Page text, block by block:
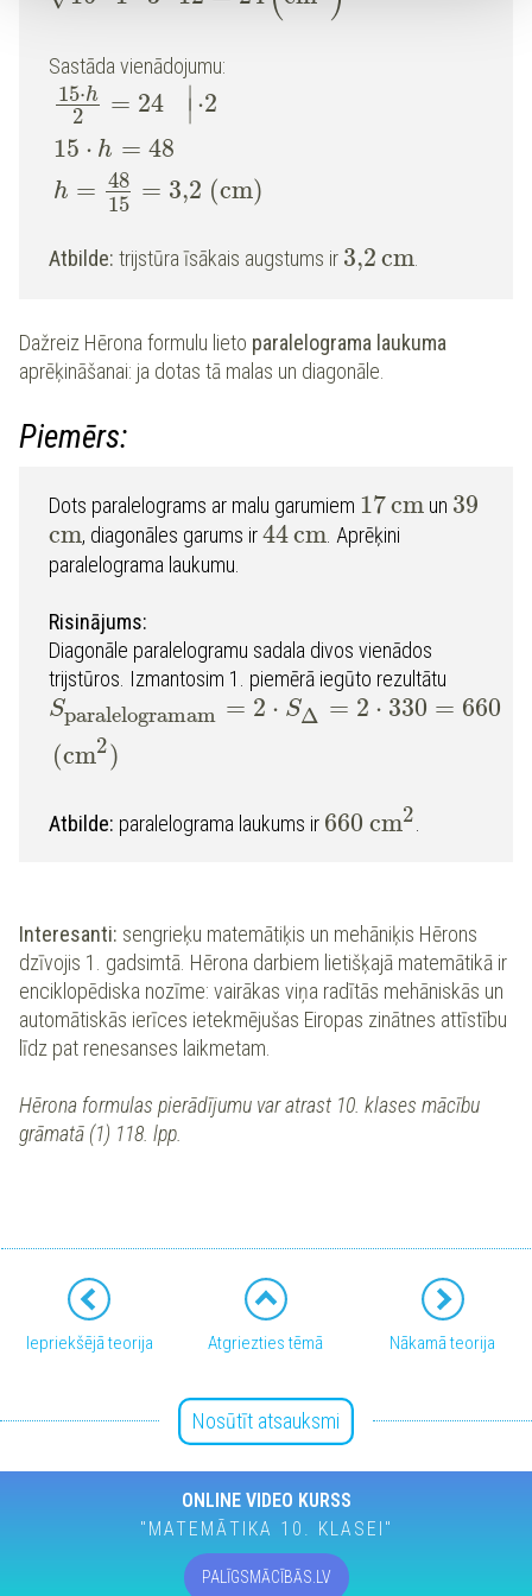
Sastāda vienādojumu:
15⋅h
2 = 24 ∣∣ ⋅2
15 ⋅ h = 48
h = 48
15 = 3,2 (cm)
Atbilde: trijstūra īsākais augstums ir 3,2cm.
Dažreiz Hērona formulu lieto paralelograma laukuma
aprēķināšanai: ja dotas tā malas un diagonāle.
Piemērs:
Dots paralelograms ar malu garumiem 17cm un 39
cm, diagonāles garums ir44cm. Aprēķini
paralelograma laukumu.
Risinājums:
Diagonāle paralelogramu sadala divos vienādos
trijstūros. Izmantosim 1. piemērā iegūto rezultātu
Sparalelogramam = 2 ⋅ SΔ = 2 ⋅ 330 = 660
(cm2)
Atbilde: paralelograma laukums ir 660 cm2
Interesanti: sengrieķu matemātiķis un mehāniķis Hērons
dzīvojis 1. gadsimtā. Hērona darbiem lietišķajā matemātikā ir
enciklopēdiska nozīme: vairākas viņa radītās mehāniskās un
automātiskās ierīces ietekmējušas Eiropas zinātnes attīstību
līdz pat renesanses laikmetam.
Hērona formulas pierādījumu var atrast 10. klases mācību
grāmatā (1) 118. lpp.
Iepriekšējā teorija Atgriezties tēmā Nākamā teorija
Nosūtīt atsauksmi
ONLINE VIDEO KURSS
"MATEMĀTIKA 10. KLASEI"
PALĪGSMĀCĪBĀS.LV